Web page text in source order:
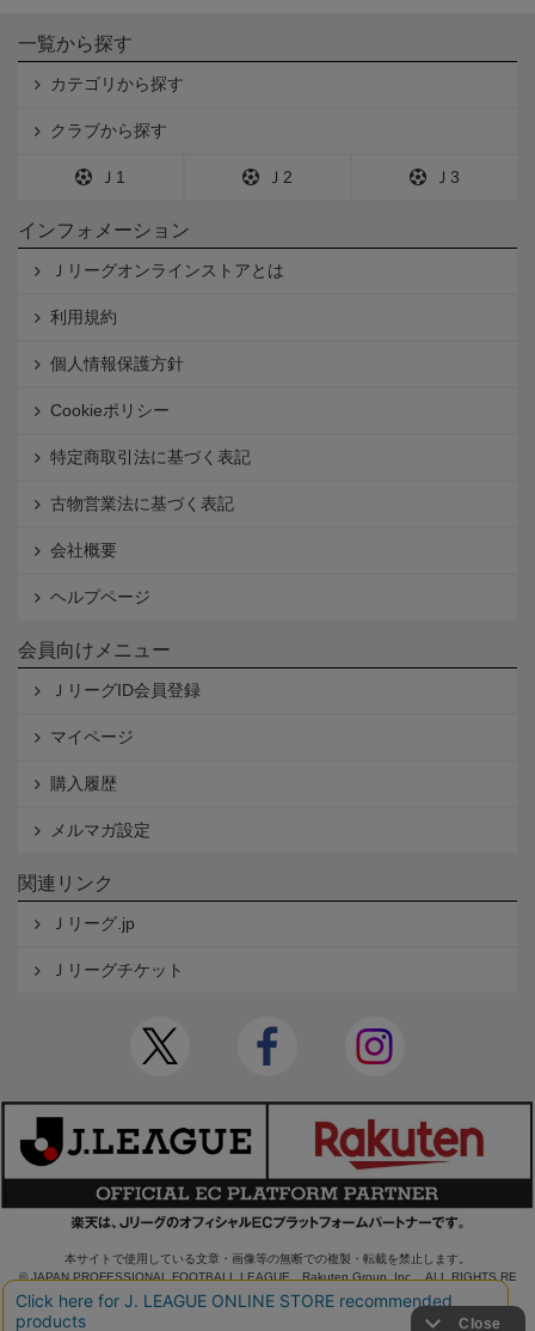
一覧から探す
カテゴリから探す
クラブから探す
Ｊ1 Ｊ2 Ｊ3
インフォメーション
Ｊリーグオンラインストアとは
利用規約
個人情報保護方針
Cookieポリシー
特定商取引法に基づく表記
古物営業法に基づく表記
会社概要
ヘルプページ
会員向けメニュー
ＪリーグID会員登録
マイページ
購入履歴
メルマガ設定
関連リンク
Ｊリーグ.jp
Ｊリーグチケット
本サイトで使用している文章・画像等の無断での複製・転載を禁止します。
© JAPAN PROFESSIONAL FOOTBALL LEAGUE Rakuten Group, Inc. ALL RIGHTS RE
SERVED.